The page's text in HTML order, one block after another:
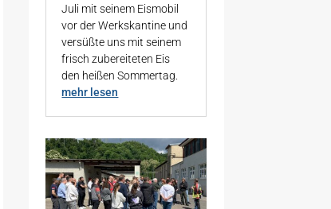
Juli mit seinem Eismobil
vor der Werkskantine und
versüßte uns mit seinem
frisch zubereiteten Eis
den heißen Sommertag.
mehr lesen